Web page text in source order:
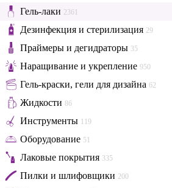
Гель-лаки 2361
Дезинфекция и стерилизация 29
Праймеры и дегидраторы 35
Наращивание и укрепление 950
Гель-краски, гели для дизайна 62
Жидкости 86
Инструменты 119
Оборудование 51
Лаковые покрытия 335
Пилки и шлифовщики 200